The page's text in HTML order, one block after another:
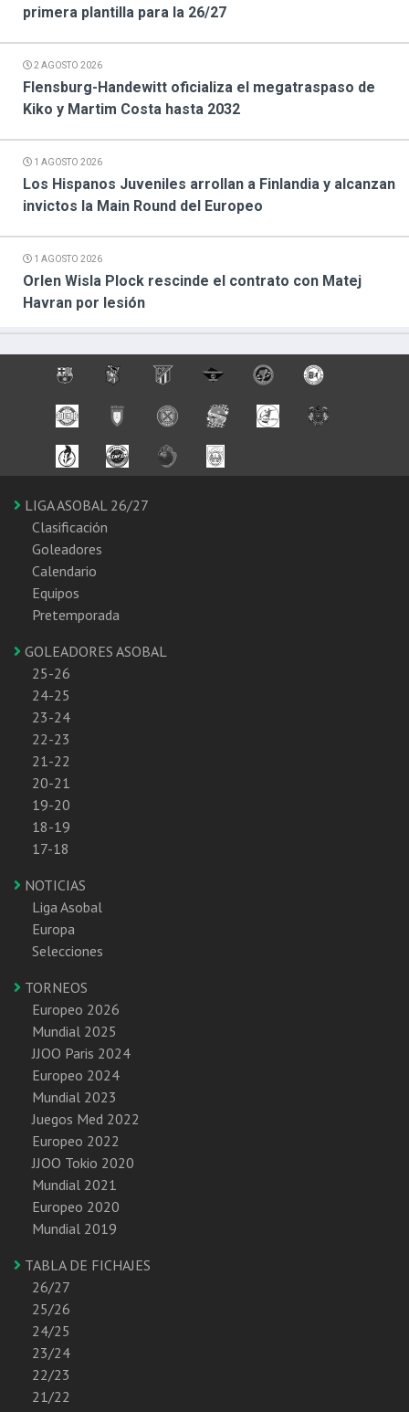
primera plantilla para la 26/27
2 AGOSTO 2026
Flensburg-Handewitt oficializa el megatraspaso de
Kiko y Martim Costa hasta 2032
1 AGOSTO 2026
Los Hispanos Juveniles arrollan a Finlandia y alcanzan
invictos la Main Round del Europeo
1 AGOSTO 2026
Orlen Wisla Plock rescinde el contrato con Matej
Havran por lesión
LIGA ASOBAL 26/27
Clasificación
Goleadores
Calendario
Equipos
Pretemporada
GOLEADORES ASOBAL
25-26
24-25
23-24
22-23
21-22
20-21
19-20
18-19
17-18
NOTICIAS
Liga Asobal
Europa
Selecciones
TORNEOS
Europeo 2026
Mundial 2025
JJOO Paris 2024
Europeo 2024
Mundial 2023
Juegos Med 2022
Europeo 2022
JJOO Tokio 2020
Mundial 2021
Europeo 2020
Mundial 2019
TABLA DE FICHAJES
26/27
25/26
24/25
23/24
22/23
21/22